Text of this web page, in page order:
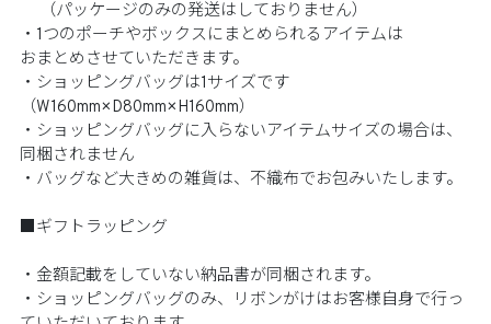
（パッケージのみの発送はしておりません）
・1つのポーチやボックスにまとめられるアイテムは
おまとめさせていただきます。
・ショッピングバッグは1サイズです
（W160mm×D80mm×H160mm）
・ショッピングバッグに入らないアイテムサイズの場合は、
同梱されません
・バッグなど大きめの雑貨は、不織布でお包みいたします。
■ギフトラッピング
・金額記載をしていない納品書が同梱されます。
・ショッピングバッグのみ、リボンがけはお客様自身で行っ